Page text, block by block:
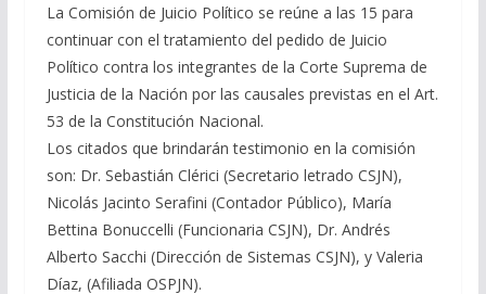
La Comisión de Juicio Político se reúne a las 15 para
continuar con el tratamiento del pedido de Juicio
Político contra los integrantes de la Corte Suprema de
Justicia de la Nación por las causales previstas en el Art.
53 de la Constitución Nacional.
Los citados que brindarán testimonio en la comisión
son: Dr. Sebastián Clérici (Secretario letrado CSJN),
Nicolás Jacinto Serafini (Contador Público), María
Bettina Bonuccelli (Funcionaria CSJN), Dr. Andrés
Alberto Sacchi (Dirección de Sistemas CSJN), y Valeria
Díaz, (Afiliada OSPJN).